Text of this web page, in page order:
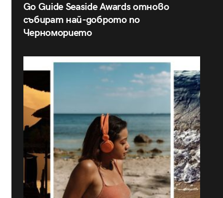
Go Guide Seaside Awards отново
събират най-доброто по
Черноморието